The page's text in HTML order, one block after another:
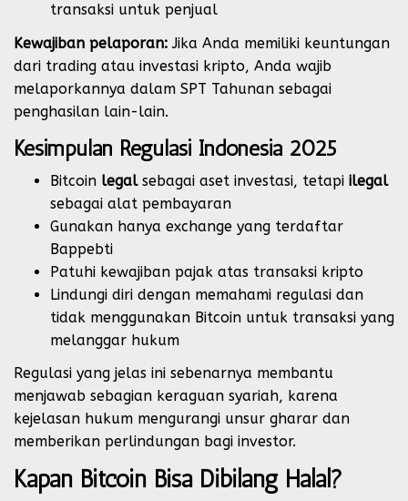
transaksi untuk penjual
Kewajiban pelaporan: Jika Anda memiliki keuntungan
dari trading atau investasi kripto, Anda wajib
melaporkannya dalam SPT Tahunan sebagai
penghasilan lain-lain.
Kesimpulan Regulasi Indonesia 2025
Bitcoin legalsebagai aset investasi, tetapi ilegal
sebagai alat pembayaran
Gunakan hanya exchange yang terdaftar
Bappebti
Patuhi kewajiban pajak atas transaksi kripto
Lindungi diri dengan memahami regulasi dan
tidak menggunakan Bitcoin untuk transaksi yang
melanggar hukum
Regulasi yang jelas ini sebenarnya membantu
menjawab sebagian keraguan syariah, karena
kejelasan hukum mengurangi unsur gharar dan
memberikan perlindungan bagi investor.
Kapan Bitcoin Bisa Dibilang Halal?